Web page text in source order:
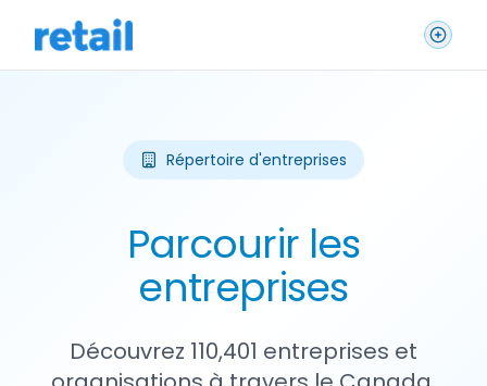
Répertoire d'entreprises
Parcourir les
entreprises
Découvrez 110,401 entreprises et